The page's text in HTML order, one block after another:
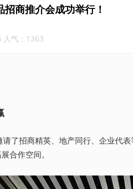
商推介会成功举行！
人气：1363
了招商精英、地产同行、企业代
合作空间。